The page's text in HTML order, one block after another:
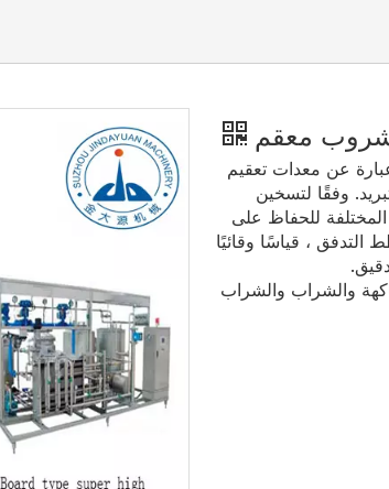
معقم
عن معدات تعقيم
وفقًا لتسخين
المختلفة للحفاظ على
التدفق ، قياسًا وقائيًا
والشراب والشراب